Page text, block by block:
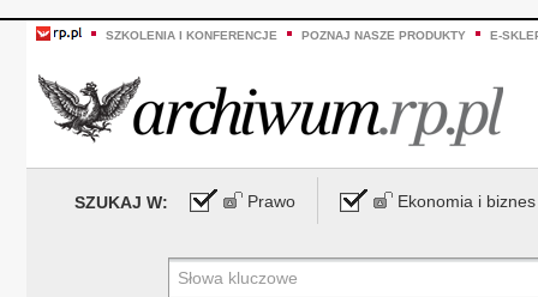
SZKOLENIA I KONFERENCJE POZNAJ NASZE PRODUKTY E-
SZUKAJ W: Prawo Ekonomia i biznes